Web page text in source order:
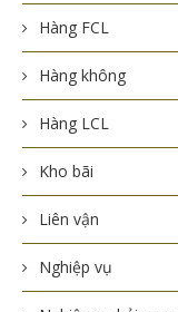
Hàng FCL
Hàng không
Hàng LCL
Kho bãi
Liên vận
Nghiệp vụ